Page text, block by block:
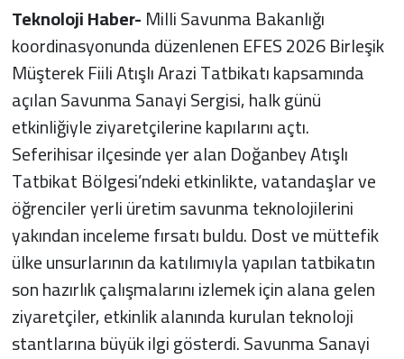
Teknoloji Haber-Milli Savunma Bakanlığı
koordinasyonunda düzenlenen EFES 2026 Birleşik
Müşterek Fiili Atışlı Arazi Tatbikatı kapsamında
açılan Savunma Sanayi Sergisi, halk günü
etkinliğiyle ziyaretçilerine kapılarını açtı.
Seferihisar ilçesinde yer alan Doğanbey Atışlı
Tatbikat Bölgesi’ndeki etkinlikte, vatandaşlar ve
öğrenciler yerli üretim savunma teknolojilerini
yakından inceleme fırsatı buldu. Dost ve müttefik
ülke unsurlarının da katılımıyla yapılan tatbikatın
son hazırlık çalışmalarını izlemek için alana gelen
ziyaretçiler, etkinlik alanında kurulan teknoloji
stantlarına büyük ilgi gösterdi. Savunma Sanayi